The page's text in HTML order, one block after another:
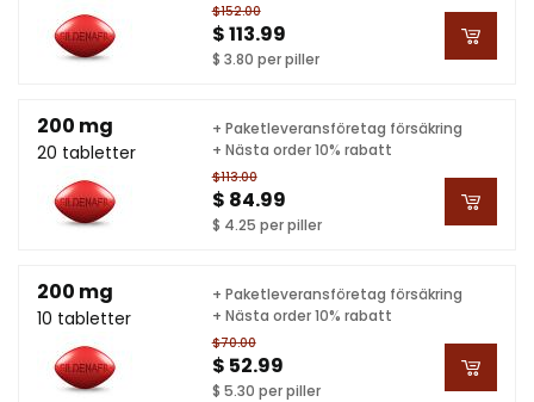
$152.00
$ 113.99
$ 3.80 per piller
200 mg
20 tabletter
$113.00
$ 84.99
$ 4.25 per piller
+ Paketleveransföretag försäkring
+ Nästa order 10% rabatt
200 mg
10 tabletter
$70.00
$ 52.99
$ 5.30 per piller
+ Paketleveransföretag försäkring
+ Nästa order 10% rabatt